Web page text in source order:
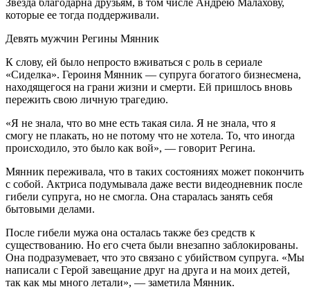
которые ее тогда поддерживали.
Девять мужчин Регины Мянник
К слову, ей было непросто вживаться с роль в сериале
«Сиделка». Героиня Мянник — супруга богатого бизнесмена,
находящегося на грани жизни и смерти. Ей пришлось вновь
пережить свою личную трагедию.
«Я не знала, что во мне есть такая сила. Я не знала, что я
смогу не плакать, но не потому что не хотела. То, что иногда
происходило, это было как вой», — говорит Регина.
Мянник переживала, что в таких состояниях может покончить
с собой. Актриса подумывала даже вести видеодневник после
гибели супруга, но не смогла. Она старалась занять себя
бытовыми делами.
После гибели мужа она осталась также без средств к
существованию. Но его счета были внезапно заблокированы.
Она подразумевает, что это связано с убийством супруга. «Мы
написали с Герой завещание друг на друга и на моих детей,
так как мы много летали», — заметила Мянник.